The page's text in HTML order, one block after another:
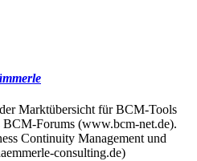
Marktübersicht für BCM-Tools
Forums (www.bcm-net.de).
Continuity Management und
consulting.de)